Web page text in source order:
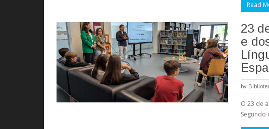
Read
23
e
by
O 23 de
Segundo